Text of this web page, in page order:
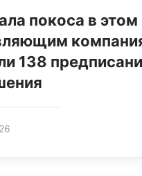
покоса в этом
138